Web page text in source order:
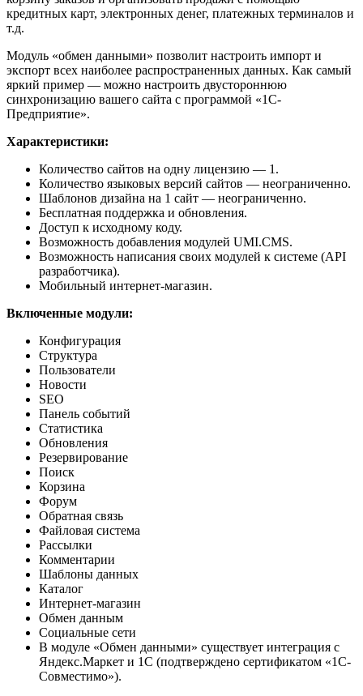
кредитных карт, электронных денег, платежных терминалов и
т.д.
Модуль «обмен данными» позволит настроить импорт и
экспорт всех наиболее распространенных данных. Как самый
яркий пример — можно настроить двустороннюю
синхронизацию вашего сайта с программой «1С-
Предприятие».
Характеристики:
Количество сайтов на одну лицензию — 1.
Количество языковых версий сайтов — неограниченно.
Шаблонов дизайна на 1 сайт — неограниченно.
Бесплатная поддержка и обновления.
Доступ к исходному коду.
Возможность добавления модулей UMI.CMS.
Возможность написания своих модулей к системе (API
разработчика).
Мобильный интернет-магазин.
Включенные модули:
Конфигурация
Структура
Пользователи
Новости
SEO
Панель событий
Статистика
Обновления
Резервирование
Поиск
Корзина
Форум
Обратная связь
Файловая система
Рассылки
Комментарии
Шаблоны данных
Каталог
Интернет-магазин
Обмен данным
Социальные сети
В модуле «Обмен данными» существует интеграция с
Яндекс.Маркет и 1С (подтверждено сертификатом «1С-
Совместимо»).